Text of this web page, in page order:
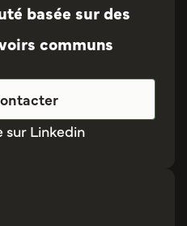
basée sur des
communs
sur Linkedin